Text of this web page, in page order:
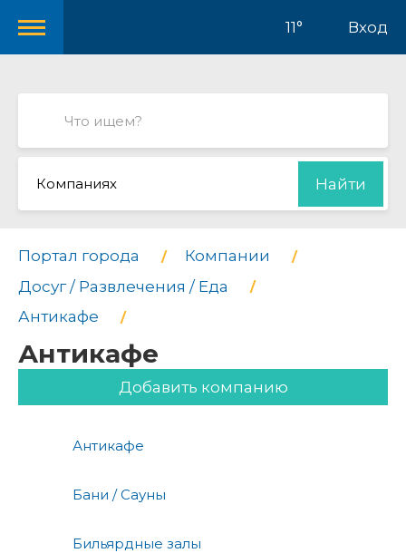
11° Вход
Компаниях Найти
Портал города
Компании
Досуг / Развлечения / Еда
Антикафе
Антикафе
Добавить компанию
Антикафе
Бани / Сауны
Бильярдные залы